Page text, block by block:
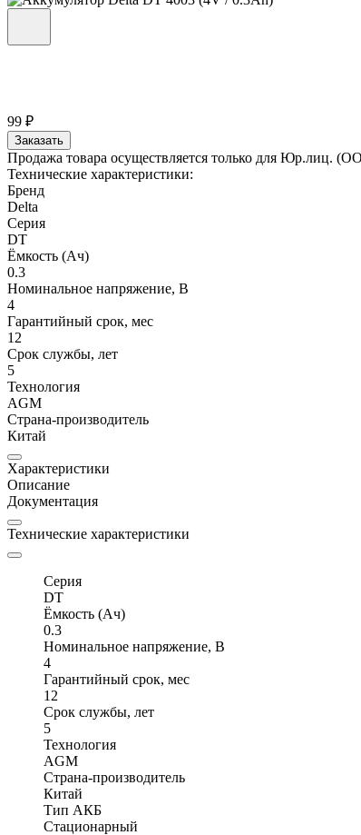
99 ₽
Заказать
Продажа товара осуществляется только для Юр.лиц.
Технические характеристики:
Бренд
Delta
Серия
DT
Ёмкость (Ач)
0.3
Номинальное напряжение, В
4
Гарантийный срок, мес
12
Срок службы, лет
5
Технология
AGM
Страна-производитель
Китай
Характеристики
Описание
Документация
Технические характеристики
Серия
DT
Ёмкость (Ач)
0.3
Номинальное напряжение, В
4
Гарантийный срок, мес
12
Срок службы, лет
5
Технология
AGM
Страна-производитель
Китай
Тип АКБ
Стационарный